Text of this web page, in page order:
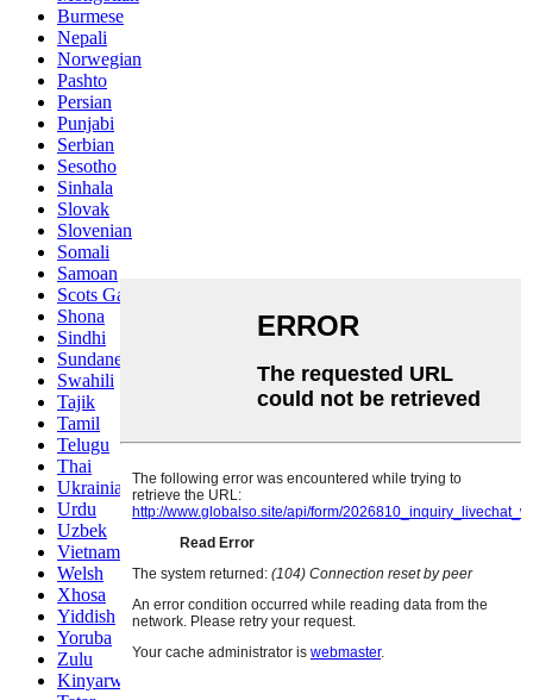
Burmese
Nepali
Norwegian
Pashto
Persian
Punjabi
Serbian
Sesotho
Sinhala
Slovak
Slovenian
Somali
Samoan
Scots Gaelic
Shona
Sindhi
Sundanese
Swahili
Tajik
Tamil
Telugu
Thai
Ukrainian
Urdu
Uzbek
Vietnamese
Welsh
Xhosa
Yiddish
Yoruba
Zulu
Kinyarwanda